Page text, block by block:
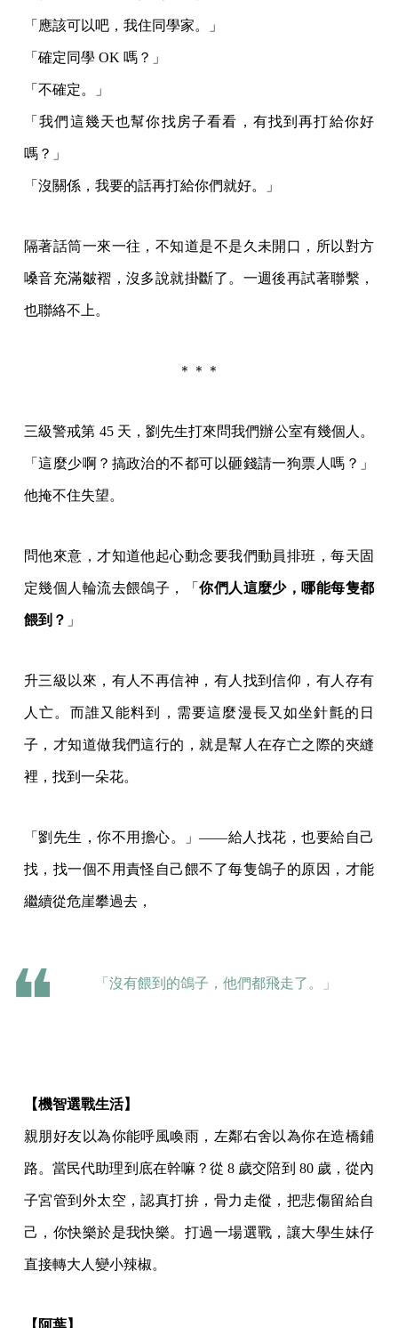
「應該可以吧，我住同學家。」
「確定同學 OK 嗎？」
「不確定。」
「我們這幾天也幫你找房子看看，有找到再打給你好
嗎？」
「沒關係，我要的話再打給你們就好。」
隔著話筒一來一往，不知道是不是久未開口，所以對方
嗓音充滿皺褶，沒多說就掛斷了。一週後再試著聯繫，
也聯絡不上。
＊＊＊
三級警戒第 45 天，劉先生打來問我們辦公室有幾個人。
「這麼少啊？搞政治的不都可以砸錢請一狗票人嗎？」
他掩不住失望。
問他來意，才知道他起心動念要我們動員排班，每天固
定幾個人輪流去餵鴿子，「你們人這麼少，哪能每隻都
餵到？ 」
升三級以來，有人不再信神，有人找到信仰，有人存有
人亡。而誰又能料到，需要這麼漫長又如坐針氈的日
子，才知道做我們這行的，就是幫人在存亡之際的夾縫
裡，找到一朵花。
「劉先生，你不用擔心。」——給人找花，也要給自己
找，找一個不用責怪自己餵不了每隻鴿子的原因，才能
繼續從危崖攀過去，
「沒有餵到的鴿子，他們都飛走了。」
【機智選戰生活】
親朋好友以為你能呼風喚雨，左鄰右舍以為你在造橋鋪
路。當民代助理到底在幹嘛？從 8 歲交陪到 80 歲，從內
子宮管到外太空，認真打拚，骨力走傱，把悲傷留給自
己，你快樂於是我快樂。打過一場選戰，讓大學生妹仔
直接轉大人變小辣椒。
【阿葉】